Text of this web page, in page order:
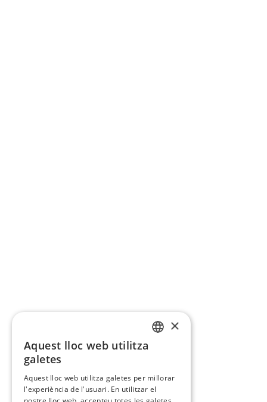
×
Aquest lloc web utilitza
galetes
Aquest lloc web utilitza galetes per millorar
l'experiència de l'usuari. En utilitzar el